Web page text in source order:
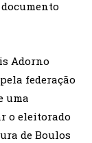
Adorno
federação
uma
o eleitorado
de Boulos